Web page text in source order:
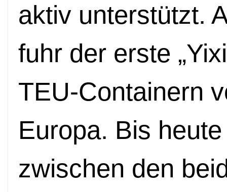
aktiv unterstützt.
fuhr der erste
TEU-Containern
Europa. Bis
zwischen den